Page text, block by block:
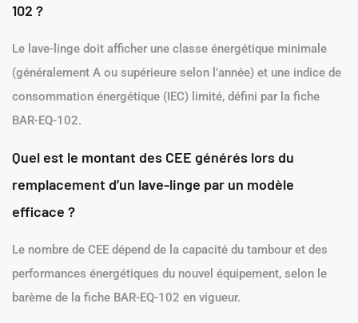
102 ?
Le lave-linge doit afficher une classe énergétique minimale
(généralement A ou supérieure selon l’année) et une indice de
consommation énergétique (IEC) limité, défini par la fiche
BAR-EQ-102.
Quel est le montant des CEE générés lors du
remplacement d’un lave-linge par un modèle
efficace ?
Le nombre de CEE dépend de la capacité du tambour et des
performances énergétiques du nouvel équipement, selon le
barème de la fiche BAR-EQ-102 en vigueur.